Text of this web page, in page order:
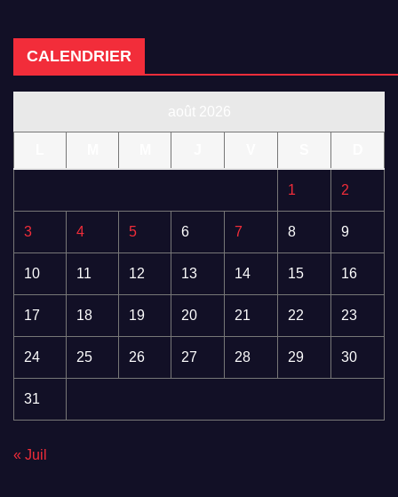
CALENDRIER
1 2
3 4 5 6 7 8 9
10 11 12 13 14 15 16
17 18 19 20 21 22 23
24 25 26 27 28 29 30
31
« Juil